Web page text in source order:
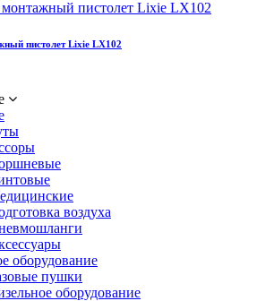
пистолет Lixie LX102
воздуха
оборудование
пушки
оборудование